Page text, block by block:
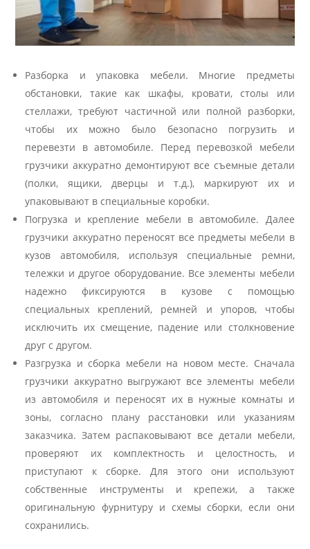
Разборка и упаковка мебели. Многие предметы
обстановки, такие как шкафы, кровати, столы или
стеллажи, требуют частичной или полной разборки,
чтобы их можно было безопасно погрузить и
перевезти в автомобиле. Перед перевозкой мебели
грузчики аккуратно демонтируют все съемные детали
(полки, ящики, дверцы и т.д.), маркируют их и
упаковывают в специальные коробки.
Погрузка и крепление мебели в автомобиле. Далее
грузчики аккуратно переносят все предметы мебели в
кузов автомобиля, используя специальные ремни,
тележки и другое оборудование. Все элементы мебели
надежно фиксируются в кузове с помощью
специальных креплений, ремней и упоров, чтобы
исключить их смещение, падение или столкновение
друг с другом.
Разгрузка и сборка мебели на новом месте. Сначала
грузчики аккуратно выгружают все элементы мебели
из автомобиля и переносят их в нужные комнаты и
зоны, согласно плану расстановки или указаниям
заказчика. Затем распаковывают все детали мебели,
проверяют их комплектность и целостность, и
приступают к сборке. Для этого они используют
собственные инструменты и крепежи, а также
оригинальную фурнитуру и схемы сборки, если они
сохранились.